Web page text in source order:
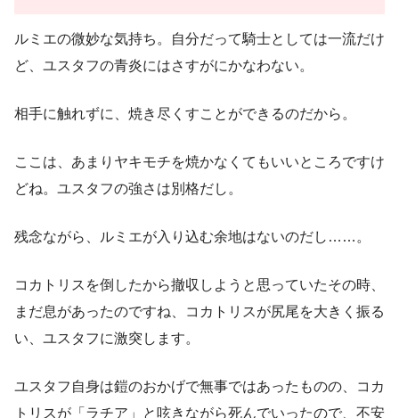
ルミエの微妙な気持ち。自分だって騎士としては一流だけ
ど、ユスタフの青炎にはさすがにかなわない。
相手に触れずに、焼き尽くすことができるのだから。
ここは、あまりヤキモチを焼かなくてもいいところですけ
どね。ユスタフの強さは別格だし。
残念ながら、ルミエが入り込む余地はないのだし……。
コカトリスを倒したから撤収しようと思っていたその時、
まだ息があったのですね、コカトリスが尻尾を大きく振る
い、ユスタフに激突します。
ユスタフ自身は鎧のおかげで無事ではあったものの、コカ
トリスが「ラチア」と呟きながら死んでいったので、不安